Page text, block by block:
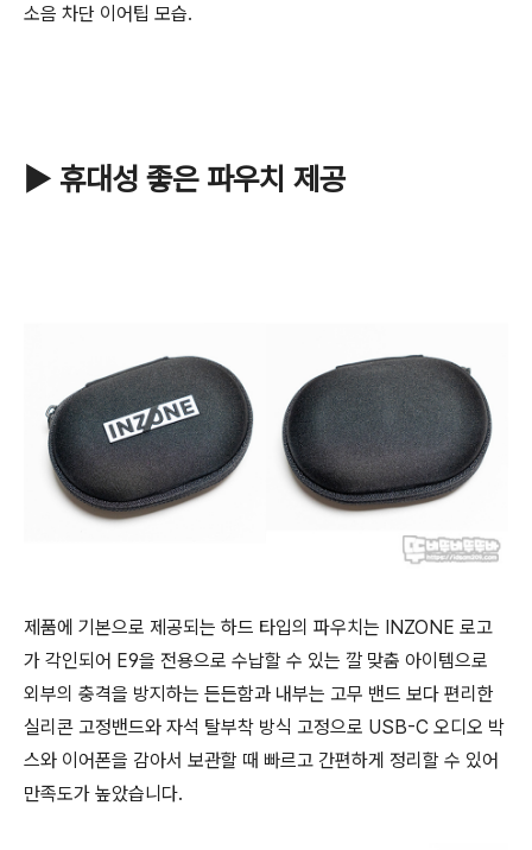
소음 차단 이어팁 모습.
▶ 휴대성 좋은 파우치 제공
제품에 기본으로 제공되는 하드 타입의 파우치는 INZONE 로고
가 각인되어 E9을 전용으로 수납할 수 있는 깔 맞춤 아이템으로
외부의 충격을 방지하는 든든함과 내부는 고무 밴드 보다 편리한
실리콘 고정밴드와 자석 탈부착 방식 고정으로 USB-C 오디오 박
스와 이어폰을 감아서 보관할 때 빠르고 간편하게 정리할 수 있어
만족도가 높았습니다.